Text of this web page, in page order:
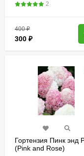
2
400₽
300 ₽
Гортензия Пинк энд
(Pink and Rose)